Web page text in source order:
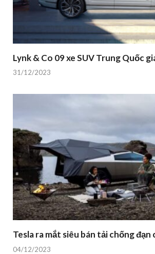
Lynk & Co 09 xe SUV Trung Quốc
31/12/2023
Tesla ra mắt siêu bán tải chống đạn
04/12/2023